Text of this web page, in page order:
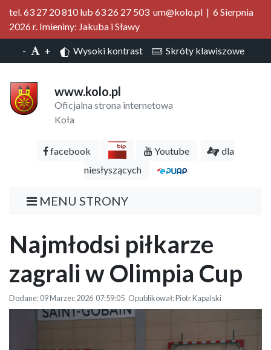
tel. 63 27 20 810 lub 63 26 27 503 um@kolo.pl | 6 Sierpnia
2026 r. Imieniny: Jakuba i Sławy
- + Wysoki kontrast Skróty klawiszowe
www.kolo.pl
Oficjalna strona internetowa
Koła
facebook Youtube
dla
niesłyszących
MENU STRONY
Najmłodsi piłkarze
zagrali w Olimpia Cup
Dodane: 09 Marzec 2026 07:59:05 Opublikował: Piotr Kapalski